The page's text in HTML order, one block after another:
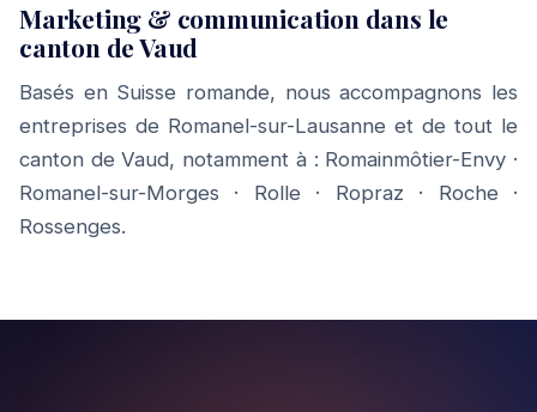
Marketing & communication dans le
canton de Vaud
Basés en Suisse romande, nous accompagnons les
entreprises de Romanel-sur-Lausanne et de tout le
canton de Vaud, notamment à : Romainmôtier-Envy ·
Romanel-sur-Morges · Rolle · Ropraz · Roche ·
Rossenges.